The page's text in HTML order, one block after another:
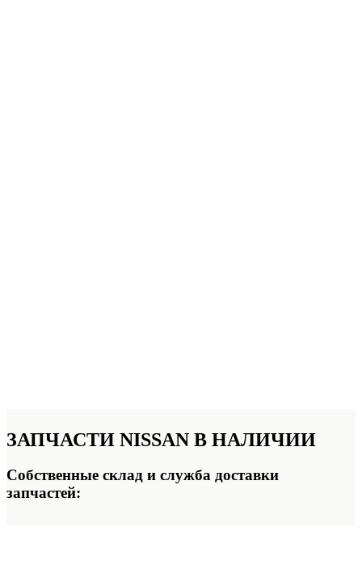
ЗАПЧАСТИ NISSAN В НАЛИЧИИ
Собственные склад и служба доставки
запчастей: